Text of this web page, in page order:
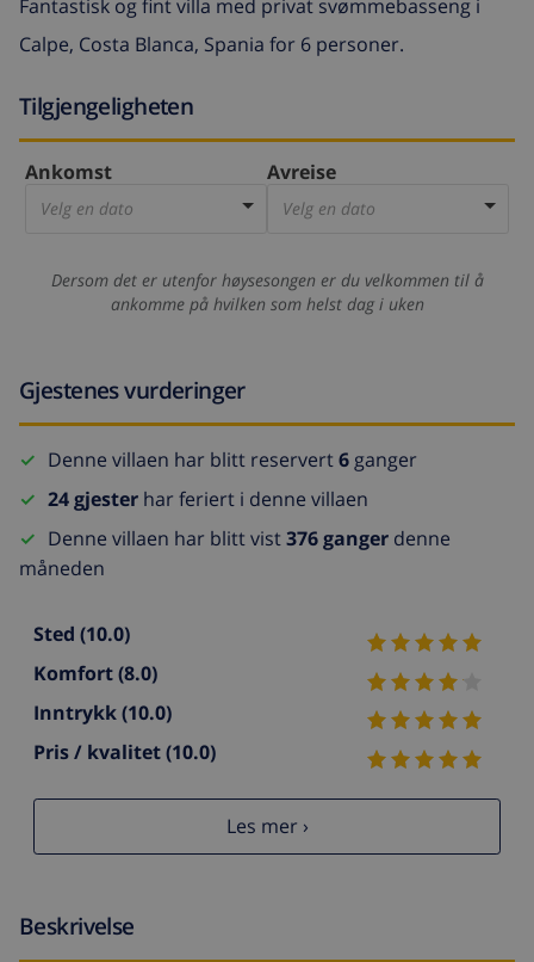
Fantastisk og fint villa med privat svømmebasseng i
Calpe, Costa Blanca, Spania for 6 personer.
Tilgjengeligheten
Ankomst
Velg en dato
Avreise
Velg en dato
Dersom det er utenfor høysesongen er du velkommen til å
ankomme på hvilken som helst dag i uken
Gjestenes vurderinger
Denne villaen har blitt reservert6ganger
24 gjester har feriert i denne villaen
Denne villaen har blitt vist376 ganger denne
måneden
Sted (10.0)
Komfort(8.0)
Inntrykk(10.0)
Pris / kvalitet(10.0)
Les mer ›
Beskrivelse